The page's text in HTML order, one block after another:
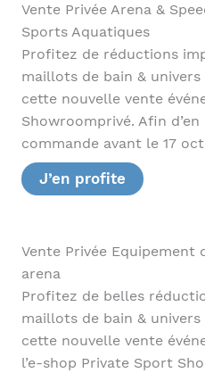
Vente Privée Arena &
Sports Aquatiques
Profitez de réductions
maillots de bain &
cette nouvelle vente
Showroomprivé. Afin
commande avant le 17
J’en profite
Vente Privée Equipement
arena
Profitez de belles
maillots de bain &
cette nouvelle vente
l’e-shop Private Sport